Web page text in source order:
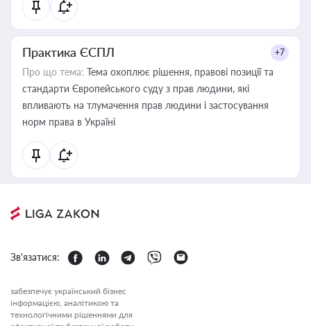
Практика ЄСПЛ +7
Про що тема: Тема охоплює рішення, правові позиції та
стандарти Європейського суду з прав людини, які
впливають на тлумачення прав людини і застосування
норм права в Україні
Зв'язатися:
забезпечує український бізнес
інформацією, аналітикою та
технологічними рішеннями для